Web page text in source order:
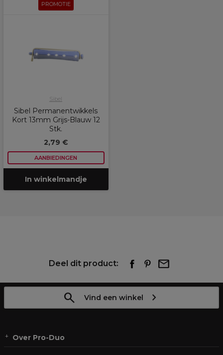
PROMOTIE
Sibel
Sibel Permanentwikkels
Kort 13mm Grijs-Blauw 12
Stk.
2,79 €
AANBIEDINGEN
In winkelmandje
Deel dit product:
Vind een winkel
Over Pro-Duo